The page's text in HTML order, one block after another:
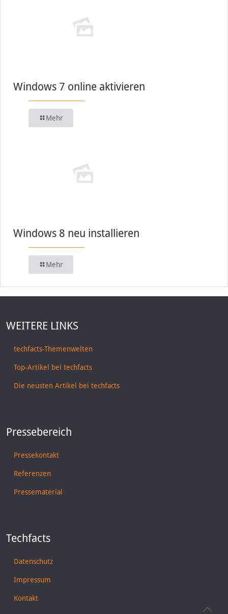
Windows 7 online aktivieren
Mehr
Windows 8 neu installieren
Mehr
WEITERE LINKS
techfacts-Themenwelten
Top-Artikel bei techfacts
Die neusten Artikel bei techfacts
Pressebereich
Pressekontakt
Referenzen
Pressematerial
Techfacts
Datenschutz
Impressum
Kontakt